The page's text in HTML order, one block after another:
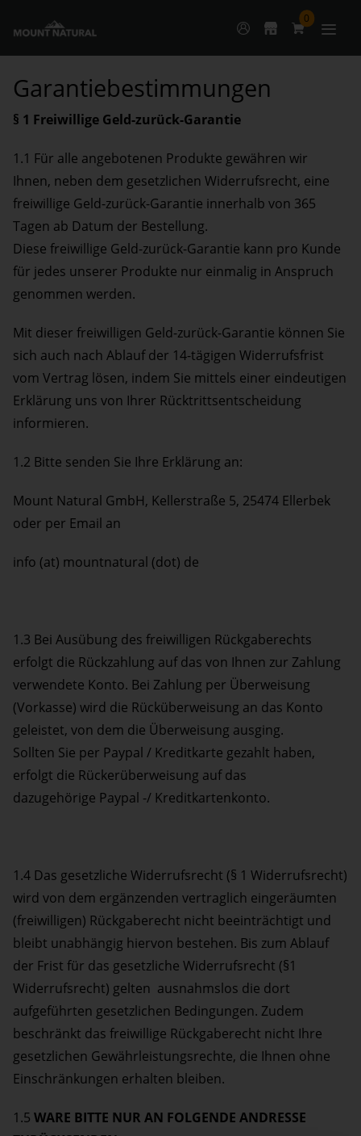
0
Garantiebestimmungen
§ 1 Freiwillige Geld-zurück-Garantie
1.1 Für alle angebotenen Produkte gewähren wir
Ihnen, neben dem gesetzlichen Widerrufsrecht, eine
freiwillige Geld-zurück-Garantie innerhalb von 365
Tagen ab Datum der Bestellung.
Diese freiwillige Geld-zurück-Garantie kann pro Kunde
für jedes unserer Produkte nur einmalig in Anspruch
genommen werden.
Mit dieser freiwilligen Geld-zurück-Garantie können Sie
sich auch nach Ablauf der 14-tägigen Widerrufsfrist
vom Vertrag lösen, indem Sie mittels einer eindeutigen
Erklärung uns von Ihrer Rücktrittsentscheidung
informieren.
1.2 Bitte senden Sie Ihre Erklärung an:
Mount Natural GmbH, Kellerstraße 5, 25474 Ellerbek
oder per Email an
info (at) mountnatural (dot) de
1.3 Bei Ausübung des freiwilligen Rückgaberechts
erfolgt die Rückzahlung auf das von Ihnen zur Zahlung
verwendete Konto. Bei Zahlung per Überweisung
(Vorkasse) wird die Rücküberweisung an das Konto
geleistet, von dem die Überweisung ausging.
Sollten Sie per Paypal / Kreditkarte gezahlt haben,
erfolgt die Rückerüberweisung auf das
dazugehörige Paypal -/ Kreditkartenkonto.
1.4 Das gesetzliche Widerrufsrecht (§ 1 Widerrufsrecht)
wird von dem ergänzenden vertraglich eingeräumten
(freiwilligen) Rückgaberecht nicht beeinträchtigt und
bleibt unabhängig hiervon bestehen. Bis zum Ablauf
der Frist für das gesetzliche Widerrufsrecht (§1
Widerrufsrecht) gelten ausnahmslos die dort
aufgeführten gesetzlichen Bedingungen. Zudem
beschränkt das freiwillige Rückgaberecht nicht Ihre
gesetzlichen Gewährleistungsrechte, die Ihnen ohne
Einschränkungen erhalten bleiben.
1.5 WARE BITTE NUR AN FOLGENDE ANDRESSE